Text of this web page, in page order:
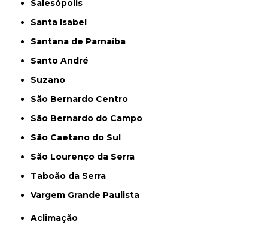
Salesópolis
Santa Isabel
Santana de Parnaíba
Santo André
Suzano
São Bernardo Centro
São Bernardo do Campo
São Caetano do Sul
São Lourenço da Serra
Taboão da Serra
Vargem Grande Paulista
Aclimação